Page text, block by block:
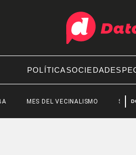
POLÍTICASOCIEDAD
MES DEL VECINALISMO SAN